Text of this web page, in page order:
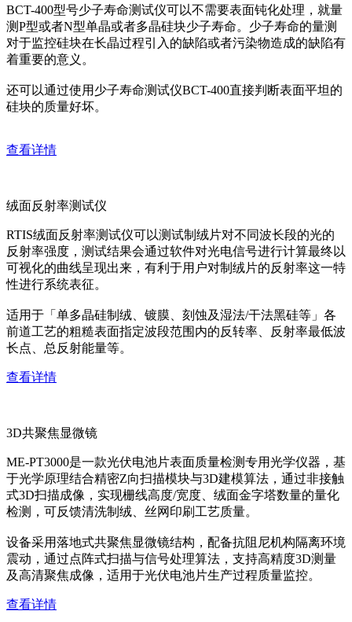
BCT-400型号少子寿命测试仪可以不需要表面钝化处理，就量
测P型或者N型单晶或者多晶硅块少子寿命。少子寿命的量测
对于监控硅块在长晶过程引入的缺陷或者污染物造成的缺陷有
着重要的意义。
还可以通过使用少子寿命测试仪BCT-400直接判断表面平坦的
硅块的质量好坏。
查看详情
绒面反射率测试仪
RTIS绒面反射率测试仪可以测试制绒片对不同波长段的光的
反射率强度，测试结果会通过软件对光电信号进行计算最终以
可视化的曲线呈现出来，有利于用户对制绒片的反射率这一特
性进行系统表征。
适用于「单多晶硅制绒、镀膜、刻蚀及湿法/干法黑硅等」各
前道工艺的粗糙表面指定波段范围内的反转率、反射率最低波
长点、总反射能量等。
查看详情
3D共聚焦显微镜
ME-PT3000是一款光伏电池片表面质量检测专用光学仪器，基
于光学原理结合精密Z向扫描模块与3D建模算法，通过非接触
式3D扫描成像，实现栅线高度/宽度、绒面金字塔数量的量化
检测，可反馈清洗制绒、丝网印刷工艺质量。
设备采用落地式共聚焦显微镜结构，配备抗阻尼机构隔离环境
震动，通过点阵式扫描与信号处理算法，支持高精度3D测量
及高清聚焦成像，适用于光伏电池片生产过程质量监控。
查看详情